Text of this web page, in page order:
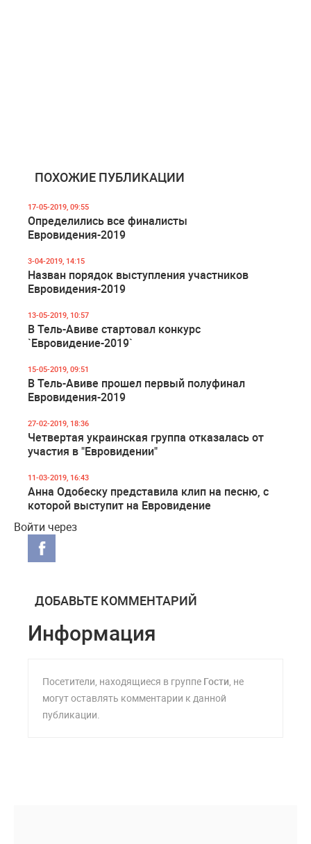
ПОХОЖИЕ ПУБЛИКАЦИИ
17-05-2019, 09:55
Определились все финалисты
Евровидения-2019
3-04-2019, 14:15
Назван порядок выступления участников
Евровидения-2019
13-05-2019, 10:57
В Тель-Авиве стартовал конкурс
`Евровидение-2019`
15-05-2019, 09:51
В Тель-Авиве прошел первый полуфинал
Евровидения-2019
27-02-2019, 18:36
Четвертая украинская группа отказалась от
участия в "Евровидении"
11-03-2019, 16:43
Анна Одобеску представила клип на песню, с
которой выступит на Евровидение
Войти через
ДОБАВЬТЕ КОММЕНТАРИЙ
Информация
Посетители, находящиеся в группе Гости, не
могут оставлять комментарии к данной
публикации.